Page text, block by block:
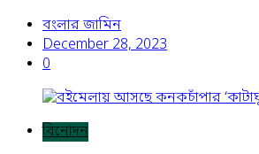
বংলার জামিন
December 28, 2023
0
বিনোদন